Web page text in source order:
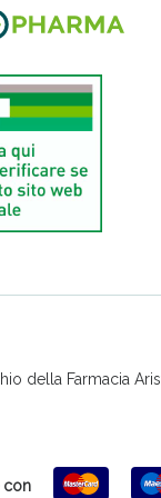
della Farmacia
con